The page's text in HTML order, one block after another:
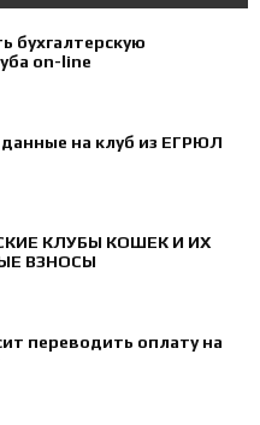
бухгалтерскую
on-line
данные на клуб из ЕГРЮЛ
КЛУБЫ КОШЕК И ИХ
ВЗНОСЫ
переводить оплату на